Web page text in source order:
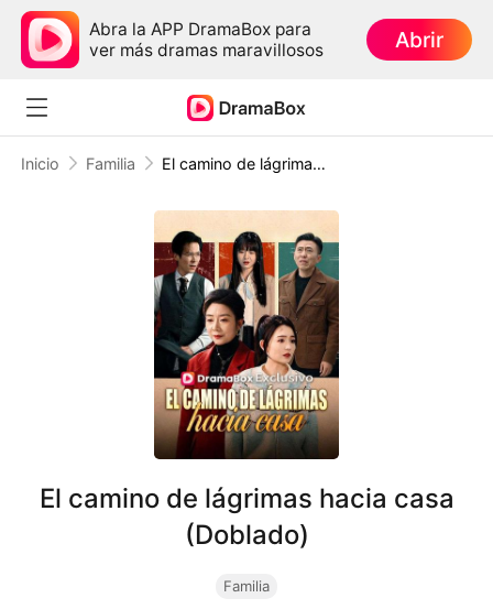
Abra la APP DramaBox para
ver más dramas maravillosos
Abrir
Inicio Familia El camino de lágrimas hacia casa (Doblado)
El camino de lágrimas hacia casa
(Doblado)
Familia